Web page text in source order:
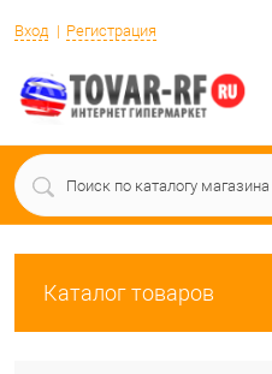
Вход Регистрация
Каталог товаров